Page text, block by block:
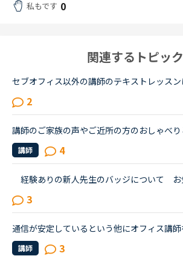
私もです 0
関連するトピック
2
講師 4
3
講師 3